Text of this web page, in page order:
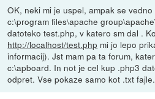
OK, neki mi je uspel, ampak se
c:\program files\apache
datoteko test.php, v katero sm dal .
http://localhost/test.php mi jo lepo
informacij). Jst mam pa ta forum,
c:\apboard. In not je cel kup .php3
odpret. Vse pokaze samo kot .txt